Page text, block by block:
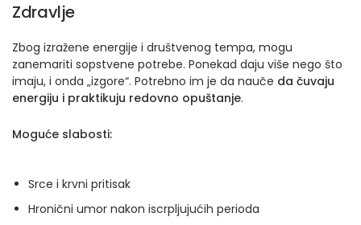
Zdravlje
Zbog izražene energije i društvenog tempa, mogu
zanemariti sopstvene potrebe. Ponekad daju više nego što
imaju, i onda „izgore“. Potrebno im je da nauče da čuvaju
energiju i praktikuju redovno opuštanje.
Moguće slabosti:
Srce i krvni pritisak
Hronični umor nakon iscrpljujućih perioda